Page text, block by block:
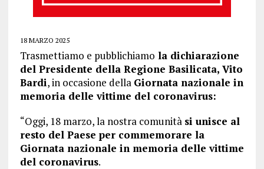
18 MARZO 2025
Trasmettiamo e pubblichiamo la dichiarazione
del Presidente della Regione Basilicata, Vito
Bardi, in occasione della Giornata nazionale in
memoria delle vittime del coronavirus:
“Oggi, 18 marzo, la nostra comunità si unisce al
resto del Paese per commemorare la
Giornata nazionale in memoria delle vittime
del coronavirus.